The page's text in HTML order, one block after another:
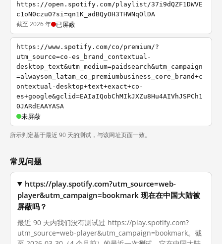
https://open.spotify.com/playlist/37i9dQZF1DWVE
c1oN0czuO?si=qn1K_adBQyOH3THWNqOlDA
截至 2026 年 已屏蔽
https://www.spotify.com/co/premium/?
utm_source=co-es_brand_contextual-
desktop_text&utm_medium=paidsearch&utm_campaign
=alwayson_latam_co_premiumbusiness_core_brand+c
ontextual-desktop+text+exact+co-
es+google&gclid=EAIaIQobChMIkJXZu8Hu4AIVhJSPCh1
0JARdEAAYASA
未屏蔽
所示判定基于最近 90 天的测试，与该网址页面一致。
常见问题
https://play.spotify.com?utm_source=web-
player&utm_campaign=bookmark 现在在中国大陆被
屏蔽吗？
最近 90 天内我们没有测试过 https://play.spotify.com?
utm_source=web-player&utm_campaign=bookmark。截